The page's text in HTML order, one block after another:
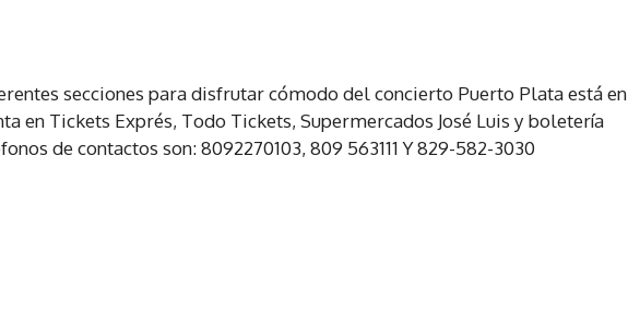
secciones para disfrutar cómodo del concierto Puerto Plata está en
en Tickets Exprés, Todo Tickets, Supermercados José Luis y boletería
de contactos son: 8092270103, 809 563111 Y 829-582-3030